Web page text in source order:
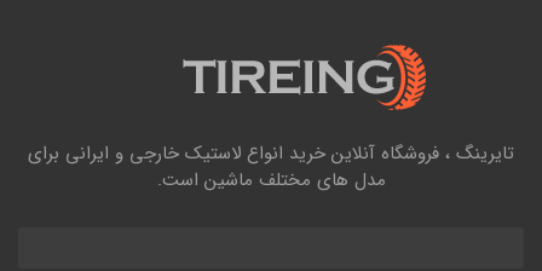
تایرینگ ، فروشگاه آنلاین خرید انواع لاستیک خارجی و ایرانی برای
مدل های مختلف ماشین است.